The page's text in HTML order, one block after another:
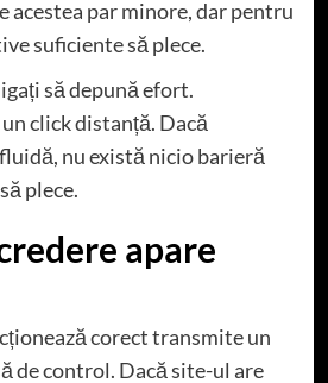
acestea par minore, dar pentru
suficiente să plece.
să depună efort.
click distanță. Dacă
nu există nicio barieră
plece.
apare
corect transmite un
de control. Dacă site-ul are